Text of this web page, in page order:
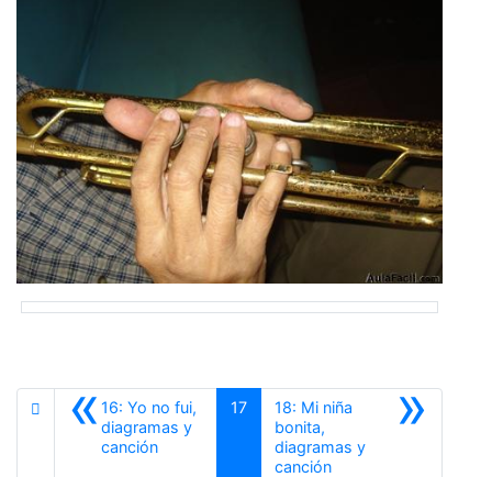
«16: Yo no fui,
diagramas y
canciónAnterior
17 »
18: Mi niña
bonita,
diagramas y
canciónSiguiente